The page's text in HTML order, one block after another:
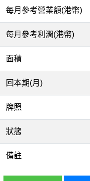
每月參考營業額(港幣)
每月參考利潤(港幣)
面積
回本期(月)
牌照
狀態
備註